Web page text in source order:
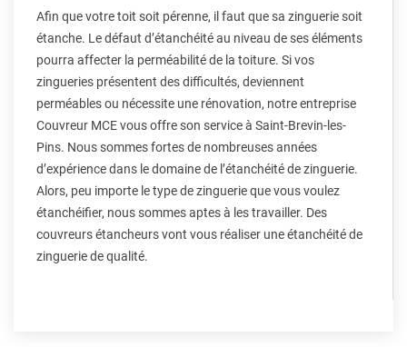
Afin que votre toit soit pérenne, il faut que sa zinguerie soit
étanche. Le défaut d’étanchéité au niveau de ses éléments
pourra affecter la perméabilité de la toiture. Si vos
zingueries présentent des difficultés, deviennent
perméables ou nécessite une rénovation, notre entreprise
Couvreur MCE vous offre son service à Saint-Brevin-les-
Pins. Nous sommes fortes de nombreuses années
d’expérience dans le domaine de l’étanchéité de zinguerie.
Alors, peu importe le type de zinguerie que vous voulez
étanchéifier, nous sommes aptes à les travailler. Des
couvreurs étancheurs vont vous réaliser une étanchéité de
zinguerie de qualité.